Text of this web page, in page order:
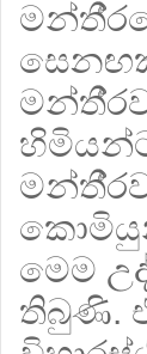
මෙම
තිබුණි.